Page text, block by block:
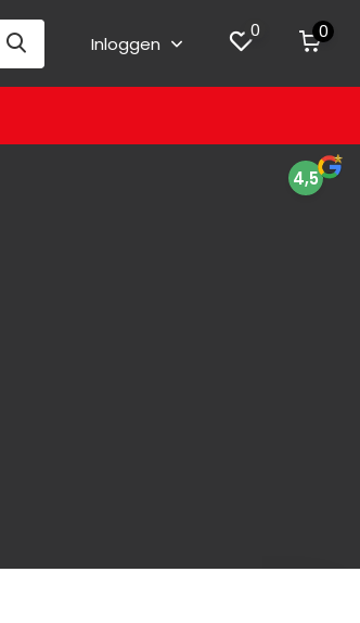
Inloggen
0 0
4,5